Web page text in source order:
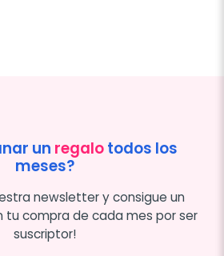
un regalotodos los
meses?
newsletter y consigue un
tu compra de cada mes por ser
suscriptor!